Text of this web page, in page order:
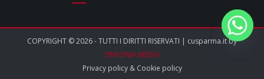
COPYRIGHT © 2026 - TUTTI I DIRITTI RISERVATI | cusparma.it by
SINFONIA MEDIA
Privacy policy& Cookie policy